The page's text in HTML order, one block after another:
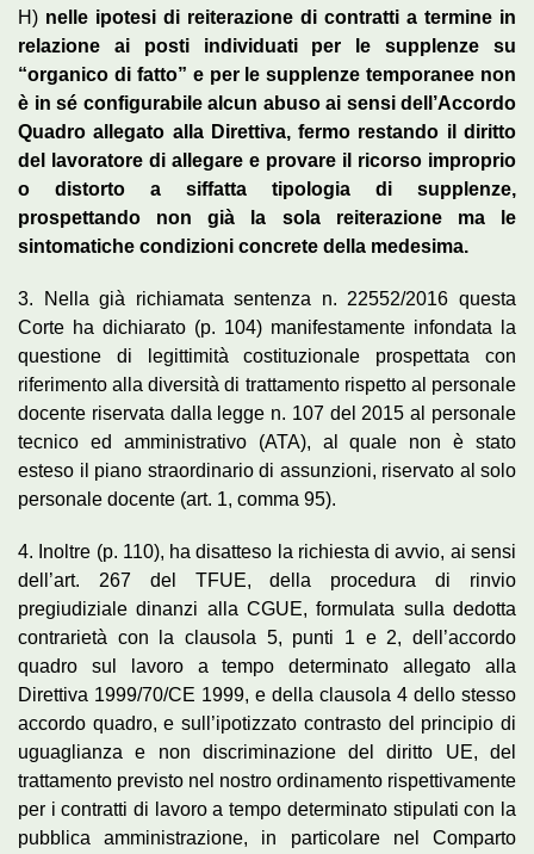
H) nelle ipotesi di reiterazione di contratti a termine in
relazione ai posti individuati per le supplenze su
“organico di fatto” e per le supplenze temporanee non
è in sé configurabile alcun abuso ai sensi dell’Accordo
Quadro allegato alla Direttiva, fermo restando il diritto
del lavoratore di allegare e provare il ricorso improprio
o distorto a siffatta tipologia di supplenze,
prospettando non già la sola reiterazione ma le
sintomatiche condizioni concrete della medesima.
3. Nella già richiamata sentenza n. 22552/2016 questa
Corte ha dichiarato (p. 104) manifestamente infondata la
questione di legittimità costituzionale prospettata con
riferimento alla diversità di trattamento rispetto al personale
docente riservata dalla legge n. 107 del 2015 al personale
tecnico ed amministrativo (ATA), al quale non è stato
esteso il piano straordinario di assunzioni, riservato al solo
personale docente (art. 1, comma 95).
4. Inoltre (p. 110), ha disatteso la richiesta di avvio, ai sensi
dell’art. 267 del TFUE, della procedura di rinvio
pregiudiziale dinanzi alla CGUE, formulata sulla dedotta
contrarietà con la clausola 5, punti 1 e 2, dell’accordo
quadro sul lavoro a tempo determinato allegato alla
Direttiva 1999/70/CE 1999, e della clausola 4 dello stesso
accordo quadro, e sull’ipotizzato contrasto del principio di
uguaglianza e non discriminazione del diritto UE, del
trattamento previsto nel nostro ordinamento rispettivamente
per i contratti di lavoro a tempo determinato stipulati con la
pubblica amministrazione, in particolare nel Comparto